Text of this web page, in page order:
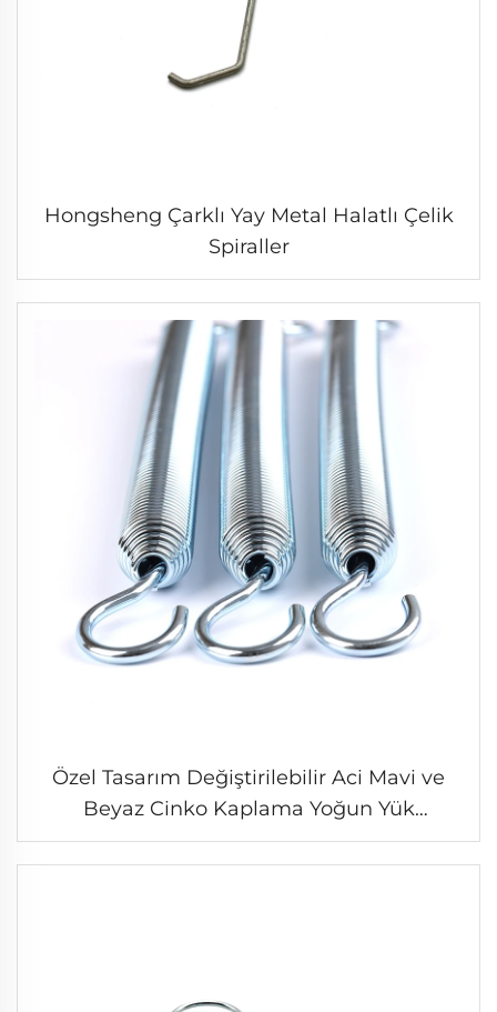
Hongsheng Çarklı Yay Metal Halatlı Çelik
Spiraller
Özel Tasarım Değiştirilebilir Aci Mavi ve
Beyaz Cinko Kaplama Yoğun Yük
Genişleme Baharı İçin